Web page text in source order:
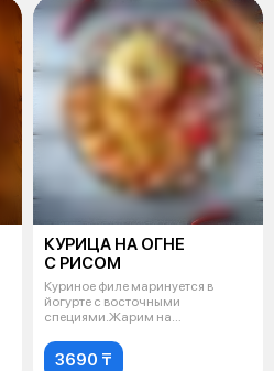
КУРИЦА НА ОГНЕ
С РИСОМ
Куриное филе маринуется в
йогурте с восточными
специями.Жарим на
3690 ₸